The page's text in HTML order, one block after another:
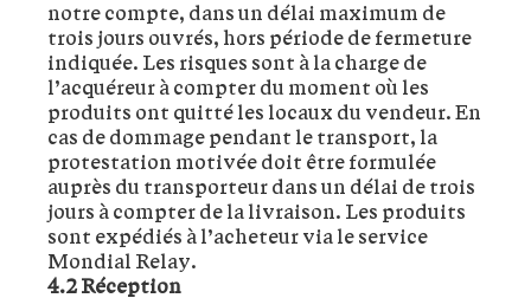
notre compte, dans un délai maximum de
trois jours ouvrés, hors période de fermeture
indiquée. Les risques sont à la charge de
l’acquéreur à compter du moment où les
produits ont quitté les locaux du vendeur. En
cas de dommage pendant le transport, la
protestation motivée doit être formulée
auprès du transporteur dans un délai de trois
jours à compter de la livraison. Les produits
sont expédiés à l’acheteur via le service
Mondial Relay.
4.2 Réception